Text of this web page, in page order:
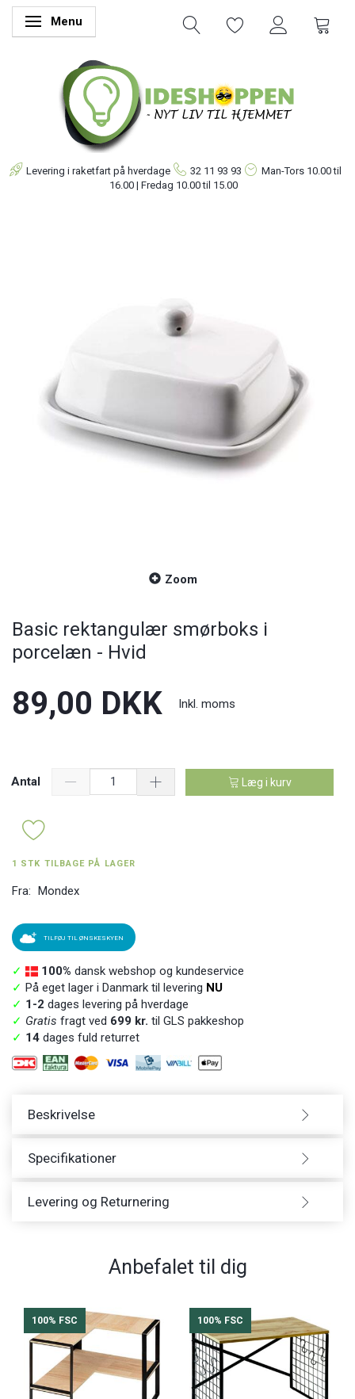
Skifte navigation
Menu
Levering i raketfart på hverdage 32 11 93 93 Man-Tors 10.00 til
16.00 | Fredag 10.00 til 15.00
Zoom
Basic rektangulær smørboks i
porcelæn - Hvid
89,00 DKK Inkl. moms
Antal Læg i kurv
1 STK TILBAGE PÅ LAGER
Fra: Mondex
TILFØJ TIL ØNSKESKYEN
✓ 100% dansk webshop og kundeservice
✓ På eget lager i Danmark til levering NU
✓ 1-2 dages levering på hverdage
✓ Gratis fragt ved 699 kr. til GLS pakkeshop
✓ 14 dages fuld returret
Beskrivelse
Specifikationer
Levering og Returnering
Anbefalet til dig
100% FSC 100% FSC